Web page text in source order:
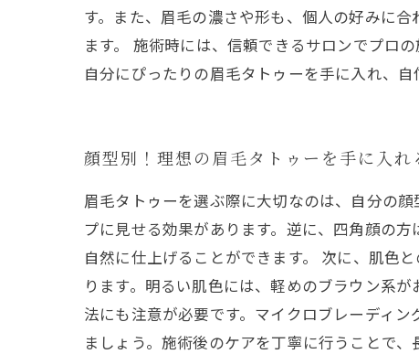
す。また、眉毛の濃さや形も、個人の好みに
ます。 施術時には、信頼できるサロンでプロ
自分にぴったりの眉毛タトゥーを手に入れ、自
顔型別！理想の眉毛タトゥーを手に入れ
眉毛タトゥーを選ぶ際に大切なのは、自分の
プに見せる効果があります。逆に、四角顔の
自然に仕上げることができます。 次に、肌色
ります。明るい肌色には、軽めのブラウン系
法にも注意が必要です。マイクロブレーディ
ましょう。施術後のケアを丁寧に行うことで